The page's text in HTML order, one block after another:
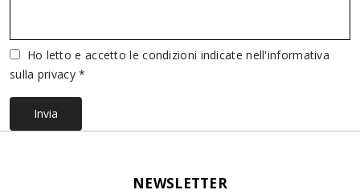
VuotoHo letto e accetto le condizioni indicate nell'informativa
sulla privacy *
Invia
NEWSLETTER